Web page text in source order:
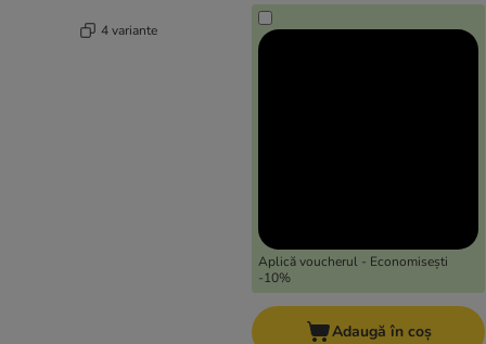
4 variante
Aplică voucherul - Economisești
-10%
Adaugă în coș